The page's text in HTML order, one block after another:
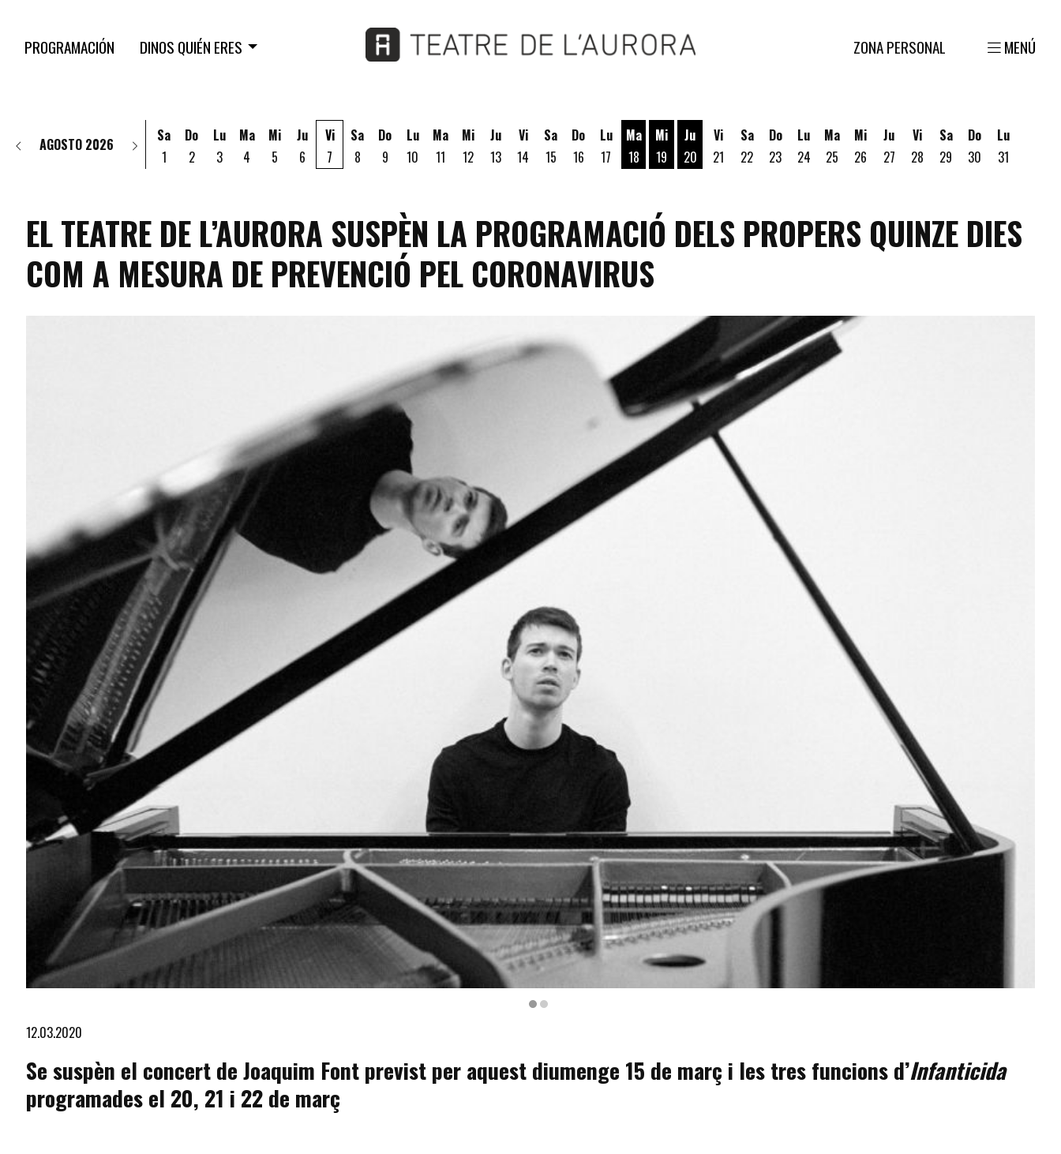
PROGRAMACIÓN DINOS QUIÉN ERES ZONA PERSONAL MENÚ
AGOSTO 2026
Sa
1
Do
2
Lu
3
Ma
4
Mi
5
Ju
6
Vi
7
Sa
8
Do
9
Lu
10
Ma
11
Mi
12
Ju
13
Vi
14
Sa
15
Do
16
Lu
17
Ma
18
Mi
19
Ju
20
Vi
21
Sa
22
Do
23
Lu
24
Ma
25
Mi
26
Ju
27
Vi
28
Sa
29
Do
30
Lu
31
EL TEATRE DE L’AURORA SUSPÈN LA PROGRAMACIÓ DELS PROPERS QUINZE DIES
COM A MESURA DE PREVENCIÓ PEL CORONAVIRUS
12.03.2020
Se suspèn el concert de Joaquim Font previst per aquest diumenge 15 de març i les tres funcions d’Infanticida
programades el 20, 21 i 22 de març